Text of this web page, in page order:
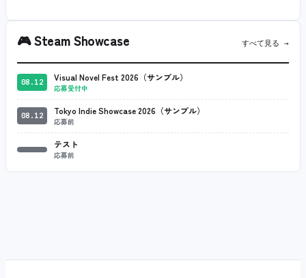
🎮Steam Showcase すべて見る →
08.12 Visual Novel Fest 2026（サンプル）
応募受付中
08.12 Tokyo Indie Showcase 2026（サンプル）
応募前
テスト
応募前